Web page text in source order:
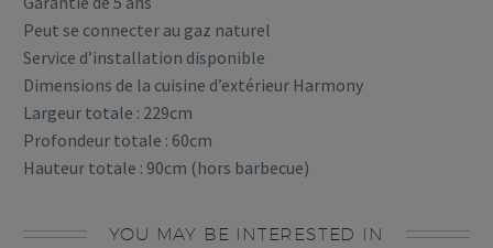
Peut se connecter au gaz naturel
Service d’installation disponible
Dimensions de la cuisine d’extérieur Harmony
Largeur totale : 229cm
Profondeur totale : 60cm
Hauteur totale : 90cm (hors barbecue)
YOU MAY BE INTERESTED IN